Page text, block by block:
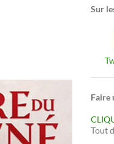
Sur
Faire
Tout